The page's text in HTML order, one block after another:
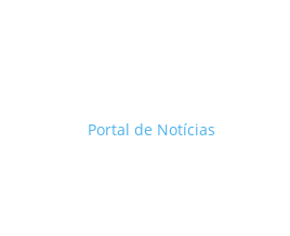
Portal de Notícias